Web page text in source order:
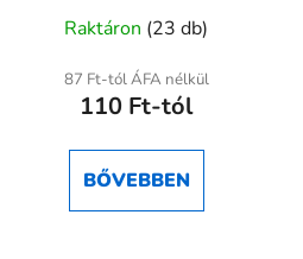
Raktáron (23 db)
87 Ft-tól ÁFA nélkül
110 Ft-tól
BŐVEBBEN